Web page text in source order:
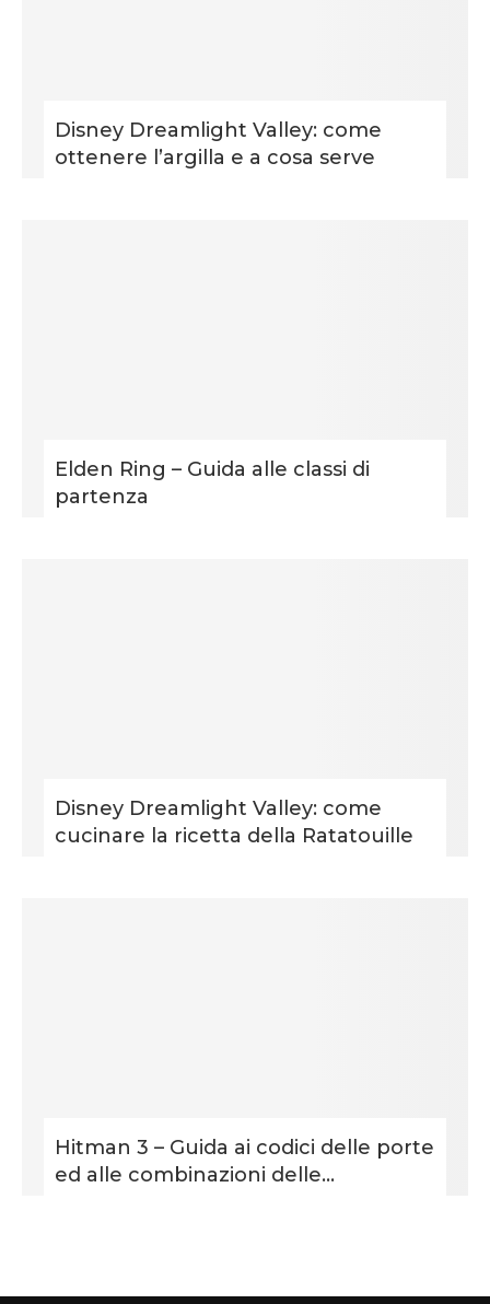
Disney Dreamlight Valley: come
ottenere l’argilla e a cosa serve
Elden Ring – Guida alle classi di
partenza
Disney Dreamlight Valley: come
cucinare la ricetta della Ratatouille
Hitman 3 – Guida ai codici delle porte
ed alle combinazioni delle...